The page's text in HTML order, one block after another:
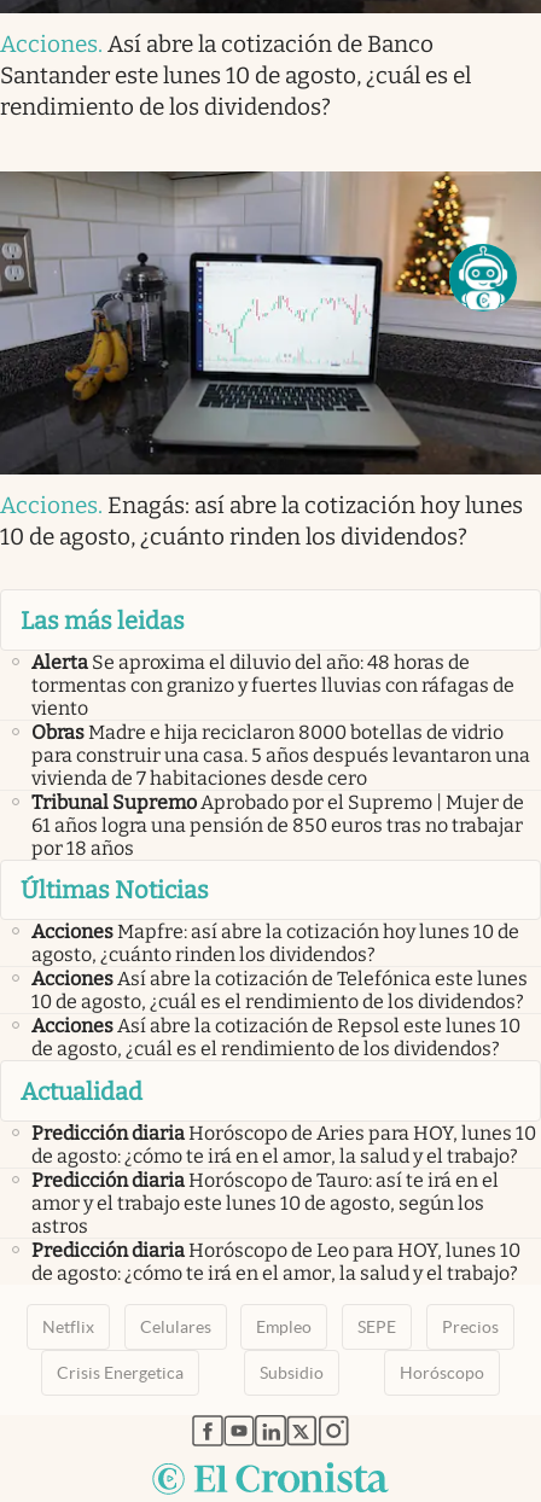
Acciones. Así abre la cotización de Banco
Santander este lunes 10 de agosto, ¿cuál es el
rendimiento de los dividendos?
Acciones. Enagás: así abre la cotización hoy lunes
10 de agosto, ¿cuánto rinden los dividendos?
Las más leidas
Alerta Se aproxima el diluvio del año: 48 horas de
tormentas con granizo y fuertes lluvias con ráfagas de
viento
ObrasMadre e hija reciclaron 8000 botellas de vidrio
para construir una casa. 5 años después levantaron una
vivienda de 7 habitaciones desde cero
Tribunal SupremoAprobado por el Supremo | Mujer de
61 años logra una pensión de 850 euros tras no trabajar
por 18 años
Últimas Noticias
AccionesMapfre: así abre la cotización hoy lunes 10 de
agosto, ¿cuánto rinden los dividendos?
AccionesAsí abre la cotización de Telefónica este lunes
10 de agosto, ¿cuál es el rendimiento de los dividendos?
AccionesAsí abre la cotización de Repsol este lunes 10
de agosto, ¿cuál es el rendimiento de los dividendos?
Actualidad
Predicción diariaHoróscopo de Aries para HOY, lunes 10
de agosto: ¿cómo te irá en el amor, la salud y el trabajo?
Predicción diariaHoróscopo de Tauro: así te irá en el
amor y el trabajo este lunes 10 de agosto, según los
astros
Predicción diariaHoróscopo de Leo para HOY, lunes 10
de agosto: ¿cómo te irá en el amor, la salud y el trabajo?
Netflix Celulares Empleo SEPE Precios
Crisis Energetica Subsidio Horóscopo
abre en nueva pestaña
abre en nueva pestaña
abre en nueva pestaña
abre en nueva pestaña
abre en nueva pestaña